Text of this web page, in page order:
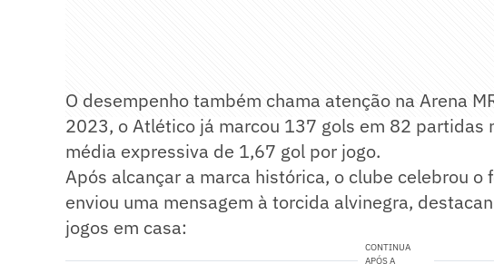
O desempenho também chama atenção na Arena
2023, o Atlético já marcou 137 gols em 82 partidas
média expressiva de 1,67 gol por jogo.
Após alcançar a marca histórica, o clube celebrou o
enviou uma mensagem à torcida alvinegra,
jogos em casa:
CONTINUA
APÓS A